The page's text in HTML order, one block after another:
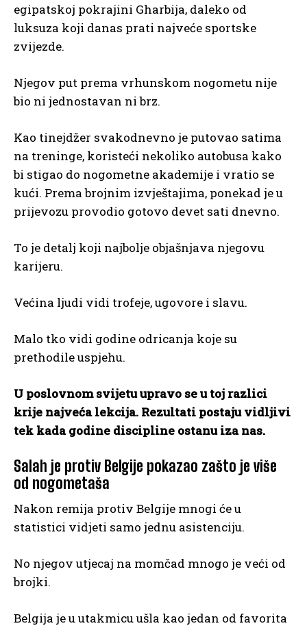
egipatskoj pokrajini Gharbija, daleko od
luksuza koji danas prati najveće sportske
zvijezde.
Njegov put prema vrhunskom nogometu nije
bio ni jednostavan ni brz.
Kao tinejdžer svakodnevno je putovao satima
na treninge, koristeći nekoliko autobusa kako
bi stigao do nogometne akademije i vratio se
kući. Prema brojnim izvještajima, ponekad je u
prijevozu provodio gotovo devet sati dnevno.
To je detalj koji najbolje objašnjava njegovu
karijeru.
Većina ljudi vidi trofeje, ugovore i slavu.
Malo tko vidi godine odricanja koje su
prethodile uspjehu.
U poslovnom svijetu upravo se u toj razlici
krije najveća lekcija. Rezultati postaju vidljivi
tek kada godine discipline ostanu iza nas.
Salah je protiv Belgije pokazao zašto je više
od nogometaša
Nakon remija protiv Belgije mnogi će u
statistici vidjeti samo jednu asistenciju.
No njegov utjecaj na momčad mnogo je veći od
brojki.
Belgija je u utakmicu ušla kao jedan od favorita